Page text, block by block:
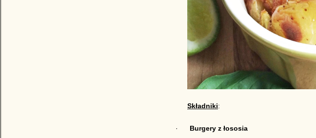
Składniki:
· Burgery z łososia